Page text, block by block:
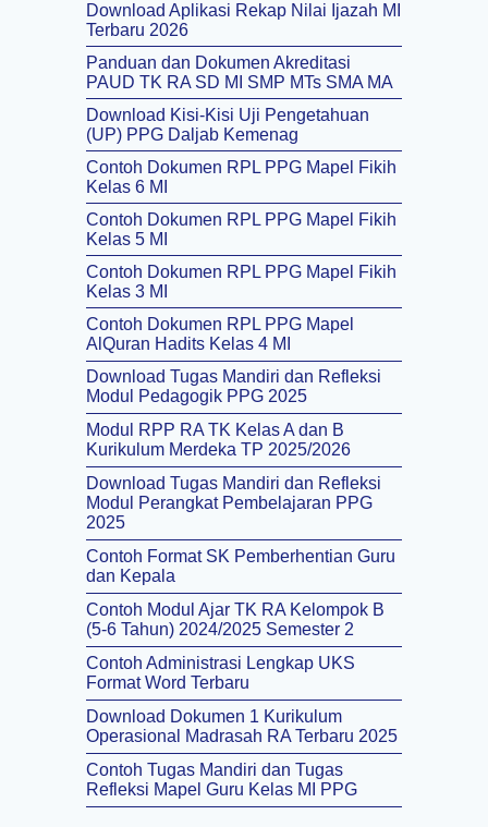
Download Aplikasi Rekap Nilai Ijazah MI
Terbaru 2026
Panduan dan Dokumen Akreditasi
PAUD TK RA SD MI SMP MTs SMA MA
Download Kisi-Kisi Uji Pengetahuan
(UP) PPG Daljab Kemenag
Contoh Dokumen RPL PPG Mapel Fikih
Kelas 6 MI
Contoh Dokumen RPL PPG Mapel Fikih
Kelas 5 MI
Contoh Dokumen RPL PPG Mapel Fikih
Kelas 3 MI
Contoh Dokumen RPL PPG Mapel
AlQuran Hadits Kelas 4 MI
Download Tugas Mandiri dan Refleksi
Modul Pedagogik PPG 2025
Modul RPP RA TK Kelas A dan B
Kurikulum Merdeka TP 2025/2026
Download Tugas Mandiri dan Refleksi
Modul Perangkat Pembelajaran PPG
2025
Contoh Format SK Pemberhentian Guru
dan Kepala
Contoh Modul Ajar TK RA Kelompok B
(5-6 Tahun) 2024/2025 Semester 2
Contoh Administrasi Lengkap UKS
Format Word Terbaru
Download Dokumen 1 Kurikulum
Operasional Madrasah RA Terbaru 2025
Contoh Tugas Mandiri dan Tugas
Refleksi Mapel Guru Kelas MI PPG